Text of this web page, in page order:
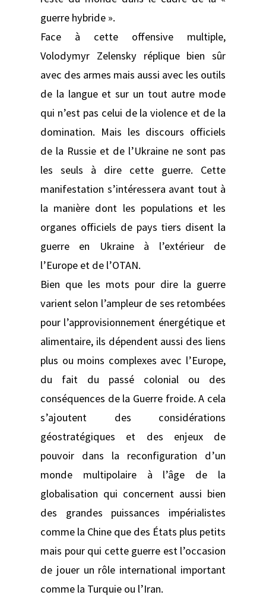
guerre hybride ».
Face à cette offensive multiple,
Volodymyr Zelensky réplique bien sûr
avec des armes mais aussi avec les outils
de la langue et sur un tout autre mode
qui n’est pas celui de la violence et de la
domination. Mais les discours officiels
de la Russie et de l’Ukraine ne sont pas
les seuls à dire cette guerre. Cette
manifestation s’intéressera avant tout à
la manière dont les populations et les
organes officiels de pays tiers disent la
guerre en Ukraine à l’extérieur de
l’Europe et de l’OTAN.
Bien que les mots pour dire la guerre
varient selon l’ampleur de ses retombées
pour l’approvisionnement énergétique et
alimentaire, ils dépendent aussi des liens
plus ou moins complexes avec l’Europe,
du fait du passé colonial ou des
conséquences de la Guerre froide. A cela
s’ajoutent des considérations
géostratégiques et des enjeux de
pouvoir dans la reconfiguration d’un
monde multipolaire à l’âge de la
globalisation qui concernent aussi bien
des grandes puissances impérialistes
comme la Chine que des États plus petits
mais pour qui cette guerre est l’occasion
de jouer un rôle international important
comme la Turquie ou l’Iran.